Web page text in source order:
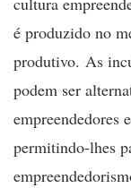
é produzido no
produtivo. As
podem ser
empreendedores
permitindo-lhes